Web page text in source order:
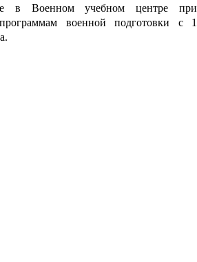
в Военном учебном центре при
военной подготовки с 1